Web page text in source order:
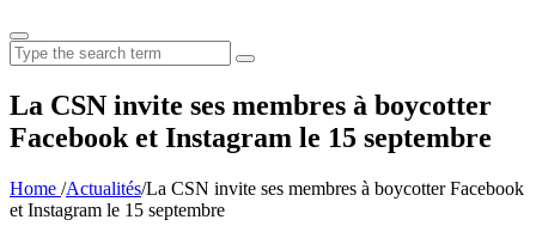
Search
for:
La CSN invite ses membres à boycotter
Facebook et Instagram le 15 septembre
Home /Actualités/La CSN invite ses membres à boycotter Facebook
et Instagram le 15 septembre